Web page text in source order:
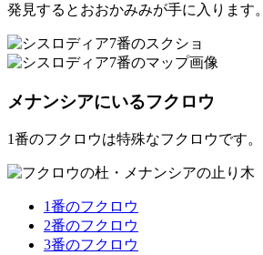
発見すると おおかみみが手に入ります。
メナンシアにいるフクロウ
1番のフクロウは特殊なフクロウです。
1番のフクロウ
2番のフクロウ
3番のフクロウ